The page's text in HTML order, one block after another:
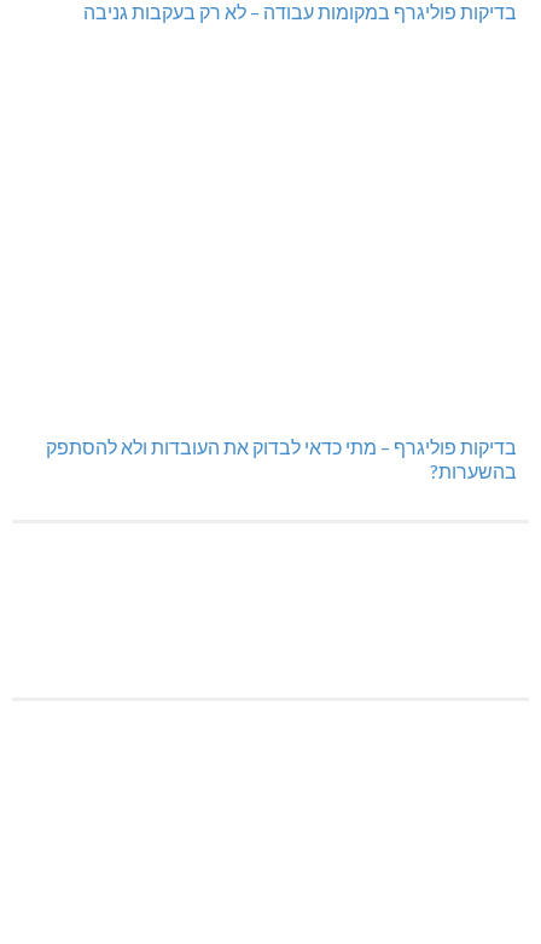
בדיקות פוליגרף במקומות עבודה – לא רק בעקבות גניבה
בדיקות פוליגרף – מתי כדאי לבדוק את העובדות ולא להסתפק
בהשערות?